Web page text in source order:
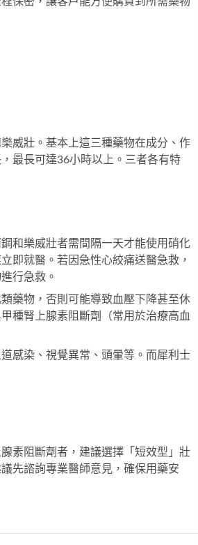
威壯。基本上這三種藥物在成分、作
最長可達36小時以上。三者各有特
和樂威壯者需間隔一天才能使用硝化
即就醫。若因急性心絞痛送醫急救，
行急救。
藥物，否則可能導致血壓下降甚至休
種腎上腺素阻斷劑（常用於治療高血
感染、視覺異常、頭暈等。而犀利士
素阻斷劑者，建議選擇「短效型」壯
先諮詢專業醫師意見，確保用藥安